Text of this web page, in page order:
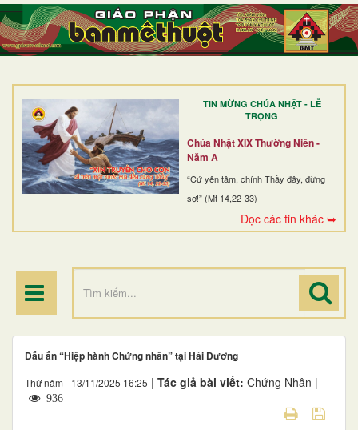
TIN MỪNG CHÚA NHẬT - LỄ
TRỌNG
Chúa Nhật XIX Thường Niên -
Năm A
“Cứ yên tâm, chính Thầy đây, đừng
sợ!” (Mt 14,22-33)
Đọc các tin khác ➥
TRANG NHẤT
GIỚI THIỆU
DÒNG TU
BAN MỤC VỤ
ĐOÀN THỂ CG
ĐIỂM HÀNH HƯƠNG
Dấu ấn “Hiệp hành Chứng nhân” tại Hải Dương
Thứ năm - 13/11/2025 16:25 | Tác giả bài viết: Chứng Nhân |
936